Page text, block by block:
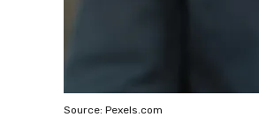
Source: Pexels.com